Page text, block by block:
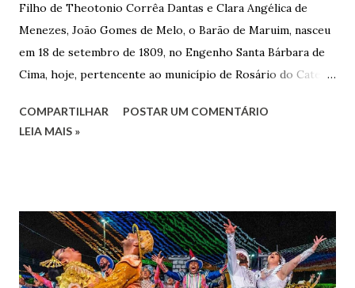
Filho de Theotonio Corrêa Dantas e Clara Angélica de
Menezes, João Gomes de Melo, o Barão de Maruim, nasceu
em 18 de setembro de 1809, no Engenho Santa Bárbara de
Cima, hoje, pertencente ao município de Rosário do Catete.
José de Faro Leitão, porém o casamento acabou com o
indiciamento para apropriar-se da volumosa herança. Em
1862, transferiu-se para o Rio de Janeiro e casou-se com
uma irmã do Visconde de Uruguai. O Barão de Maruim
COMPARTILHAR
POSTAR UM COMENTÁRIO
LEIA MAIS »